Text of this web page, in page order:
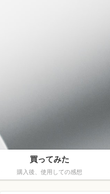
買ってみた
購入後、使用しての感想